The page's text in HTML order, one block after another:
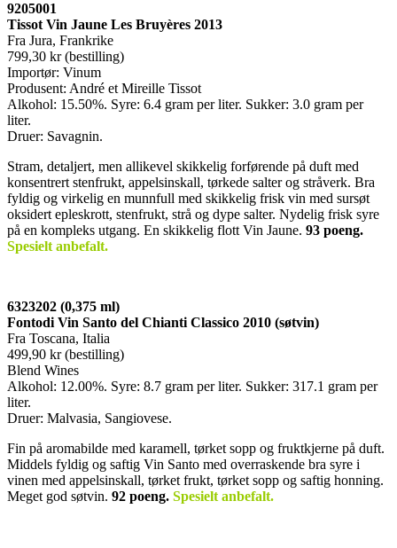
9205001
Tissot Vin Jaune Les Bruyères 2013
Fra Jura, Frankrike
799,30 kr (bestilling)
Importør: Vinum
Produsent: André et Mireille Tissot
Alkohol: 15.50%. Syre: 6.4 gram per liter. Sukker: 3.0 gram per
liter.
Druer: Savagnin.
Stram, detaljert, men allikevel skikkelig forførende på duft med
konsentrert stenfrukt, appelsinskall, tørkede salter og stråverk. Bra
fyldig og virkelig en munnfull med skikkelig frisk vin med sursøt
oksidert epleskrott, stenfrukt, strå og dype salter. Nydelig frisk syre
på en kompleks utgang. En skikkelig flott Vin Jaune. 93 poeng.
Spesielt anbefalt.
6323202 (0,375 ml)
Fontodi Vin Santo del Chianti Classico 2010 (søtvin)
Fra Toscana, Italia
499,90 kr (bestilling)
Blend Wines
Alkohol: 12.00%. Syre: 8.7 gram per liter. Sukker: 317.1 gram per
liter.
Druer: Malvasia, Sangiovese.
Fin på aromabilde med karamell, tørket sopp og fruktkjerne på duft.
Middels fyldig og saftig Vin Santo med overraskende bra syre i
vinen med appelsinskall, tørket frukt, tørket sopp og saftig honning.
Meget god søtvin. 92 poeng. Spesielt anbefalt.